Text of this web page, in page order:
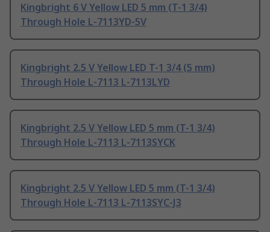
Kingbright 6 V Yellow LED 5 mm (T-1 3/4)
Through Hole L-7113YD-5V
Kingbright 2.5 V Yellow LED T-1 3/4 (5 mm)
Through Hole L-7113 L-7113LYD
Kingbright 2.5 V Yellow LED 5 mm (T-1 3/4)
Through Hole L-7113 L-7113SYCK
Kingbright 2.5 V Yellow LED 5 mm (T-1 3/4)
Through Hole L-7113 L-7113SYC-J3